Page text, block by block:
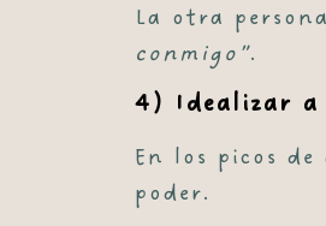
La otra
conmigo”.
4) Idealizar
En los picos
poder.